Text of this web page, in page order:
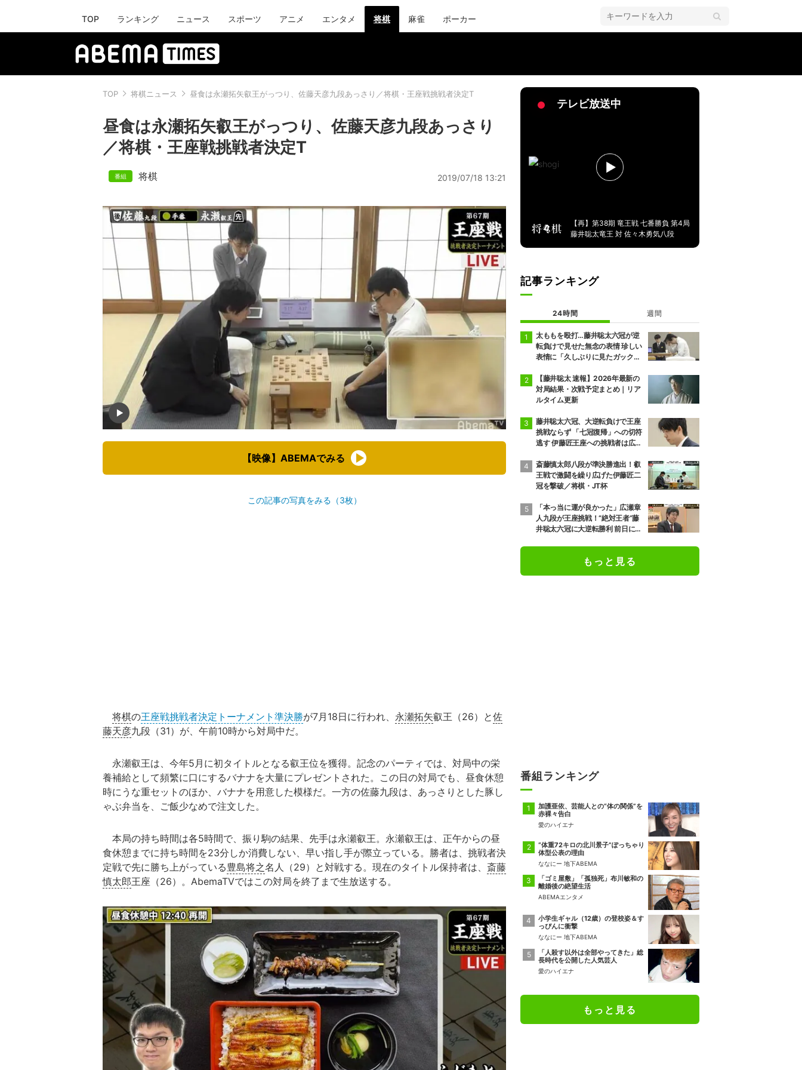
TOP ランキング ニュース スポーツ アニメ エンタメ 将棋 麻雀 ポーカー
TOP 将棋ニュース 昼食は永瀬拓矢叡王がっつり、佐藤天彦九段あっさり／将棋・王座戦挑戦者決定T
昼食は永瀬拓矢叡王がっつり、佐藤天彦九段あっさり
／将棋・王座戦挑戦者決定T
将棋 2019/07/18 13:21
【映像】ABEMAでみる
この記事の写真をみる（3枚）
将棋の王座戦挑戦者決定トーナメント準決勝が7月18日に行われ、 永瀬拓矢叡王（26）と佐
藤天彦九段（31）が、午前10時から対局中だ。
永瀬叡王は、今年5月に初タイトルとなる叡王位を獲得。記念のパーティでは、対局中の栄
養補給として頻繁に口にするバナナを大量にプレゼントされた。この日の対局でも、昼食休憩
時にうな重セットのほか、バナナを用意した模様だ。一方の佐藤九段は、あっさりとした豚し
ゃぶ弁当を、ご飯少なめで注文した。
本局の持ち時間は各5時間で、振り駒の結果、先手は永瀬叡王。永瀬叡王は、正午からの昼
食休憩までに持ち時間を23分しか消費しない、早い指し手が際立っている。勝者は、挑戦者決
定戦で先に勝ち上がっている豊島将之名人（29）と対戦する。現在のタイトル保持者は、 斎藤
慎太郎王座（26）。AbemaTVではこの対局を終了まで生放送する。
テレビ放送中
【再】第38期 竜王戦 七番勝負 第4局
藤井聡太竜王 対 佐々木勇気八段
記事ランキング
24時間 週間
太ももを殴打…藤井聡太六冠が逆
転負けで見せた無念の表情 珍しい
表情に「久しぶりに見たガック
【藤井聡太 速報】2026年最新の
対局結果・次戦予定まとめ｜リア
ルタイム更新
藤井聡太六冠、大逆転負けで王座
挑戦ならず 「七冠復帰」への切符
逃す 伊藤匠王座への挑戦者は広瀬
斎藤慎太郎八段が準決勝進出！叡
王戦で激闘を繰り広げた伊藤匠二
冠を撃破／将棋・JT杯
「本っ当に運が良かった」広瀬章
人九段が王座挑戦！“絶対王者”藤
井聡太六冠に大逆転勝利 前日には
もっと見る
番組ランキング
加護亜依、芸能人との“体の関係”を
赤裸々告白
愛のハイエナ
“体重72キロの北川景子”ぽっちゃり
体型公表の理由
ななにー 地下ABEMA
「ゴミ屋敷」「孤独死」布川敏和の
離婚後の絶望生活
ABEMAエンタメ
小学生ギャル（12歳）の登校姿＆す
っぴんに衝撃
ななにー 地下ABEMA
「人殺す以外は全部やってきた」総
長時代を公開した人気芸人
愛のハイエナ
もっと見る